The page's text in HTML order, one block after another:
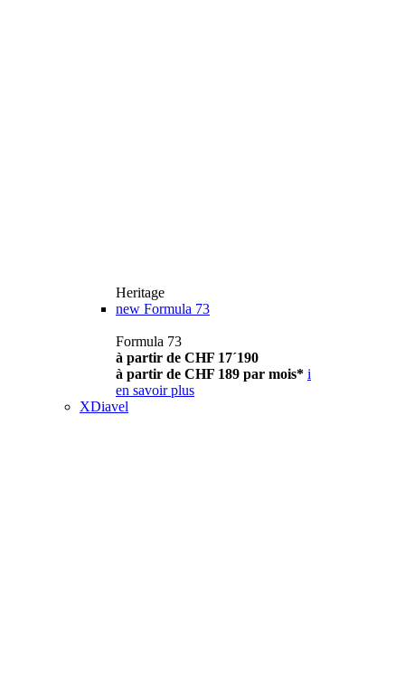
Heritage
new Formula 73
Formula 73
à partir de CHF 17´190
à partir de CHF 189 par mois* i
en savoir plus
XDiavel